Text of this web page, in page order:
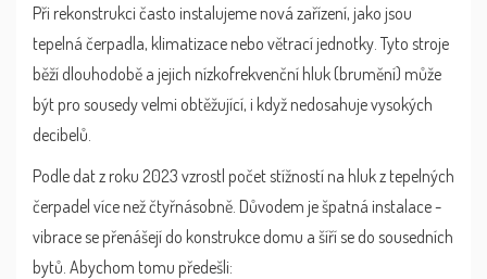
Při rekonstrukci často instalujeme nová zařízení, jako jsou
tepelná čerpadla, klimatizace nebo větrací jednotky. Tyto stroje
běží dlouhodobě a jejich nízkofrekvenční hluk (brumění) může
být pro sousedy velmi obtěžující, i když nedosahuje vysokých
decibelů.
Podle dat z roku 2023 vzrostl počet stížností na hluk z tepelných
čerpadel více než čtyřnásobně. Důvodem je špatná instalace -
vibrace se přenášejí do konstrukce domu a šíří se do sousedních
bytů. Abychom tomu předešli: